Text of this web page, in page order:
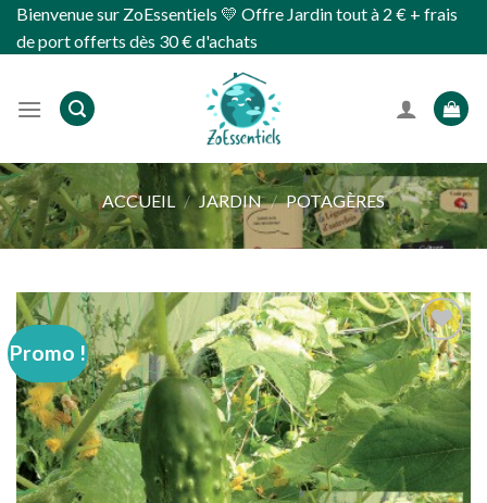
SkipBienvenue sur ZoEssentiels 💛 Offre Jardin tout à 2 € + frais
de port offerts dès 30 € d'achats
ACCUEIL / JARDIN / POTAGÈRES
Promo !
Ajouter
à
wishlist